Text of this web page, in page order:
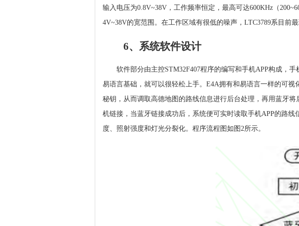
输入电压为0.8V~38V，工作频率恒定，最高可达600KHz（
4V~38V的宽范围。在工作区域有很低的噪声，LTC3789系目前
6、系统软件设计
软件部分由主控STM32F407程序的编写和手机APP构成，
易语言基础，就可以很轻松上手。E4A拥有和易语言一样的可
秘钥，从而调取高德地图的路线信息进行后台处理，再用蓝牙
机链接，当蓝牙链接成功后，系统便可实时读取手机APP的路
度、照射强度和灯光分裂化。程序流程图如图2所示。